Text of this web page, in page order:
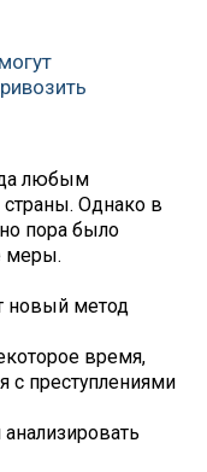
любым
Однако в
пора было
меры.
новый метод
время,
с преступлениями